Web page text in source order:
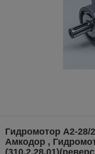
Гидромотор А2-28/
Амкодор ,